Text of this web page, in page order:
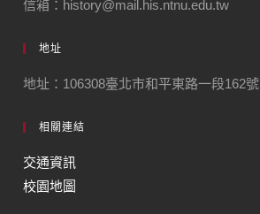
信箱：history@mail.his.ntnu.edu.tw
地址
地址：106308臺北市和平東路一段162號
相關連結
交通資訊
校園地圖